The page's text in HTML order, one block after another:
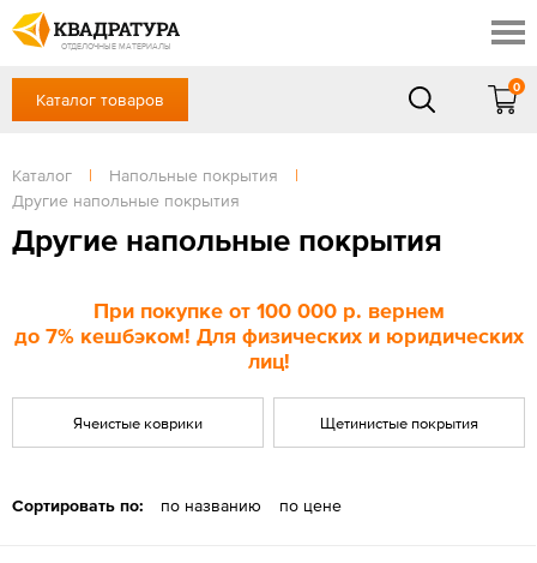
ОТДЕЛОЧНЫЕ МАТЕРИАЛЫ
Профи
Доставка и оплата
Готовые решения
Акции
Отзывы
+7 (3822) 48-94-10
Сб, Вс — выходной
ЗАКАЗАТЬ ЗВОНОК
Вход / Регистрация
Каталог товаров
0
Каталог | Напольные покрытия
|
Другие напольные покрытия
Другие напольные покрытия
При покупке от 100 000 р. вернем
до 7% кешбэком! Для физических и юридических
лиц!
Ячеистые коврики Щетинистые покрытия
Сортировать по: по названию по цене